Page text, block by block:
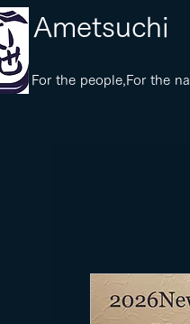
​Ametsuchi
​For the people,For the